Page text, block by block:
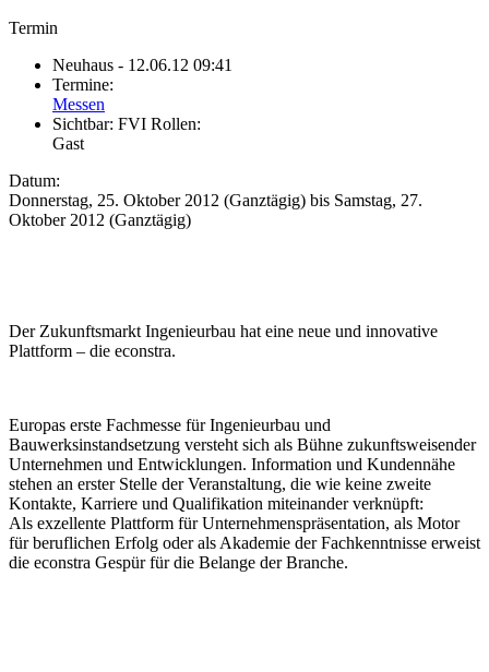
Termin
Neuhaus - 12.06.12 09:41
Termine:
Messen
Sichtbar: FVI Rollen:
Gast
Datum:
Donnerstag, 25. Oktober 2012 (Ganztägig) bis Samstag, 27.
Oktober 2012 (Ganztägig)
Der Zukunftsmarkt Ingenieurbau hat eine neue und innovative
Plattform – die econstra.
Europas erste Fachmesse für Ingenieurbau und
Bauwerksinstandsetzung versteht sich als Bühne zukunftsweisender
Unternehmen und Entwicklungen. Information und Kundennähe
stehen an erster Stelle der Veranstaltung, die wie keine zweite
Kontakte, Karriere und Qualifikation miteinander verknüpft:
Als exzellente Plattform für Unternehmenspräsentation, als Motor
für beruflichen Erfolg oder als Akademie der Fachkenntnisse erweist
die econstra Gespür für die Belange der Branche.